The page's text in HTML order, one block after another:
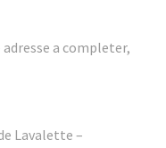
a completer,
Lavalette –